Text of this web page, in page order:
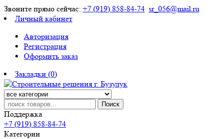
Звоните прямо сейчас: +7 (919) 858-84-74 sr_056@mail.ru
Личный кабинет
Авторизация
Регистрация
Оформить заказ
Закладки (0)
Поиск
Поддержка
+7 (919) 858-84-74
Категории